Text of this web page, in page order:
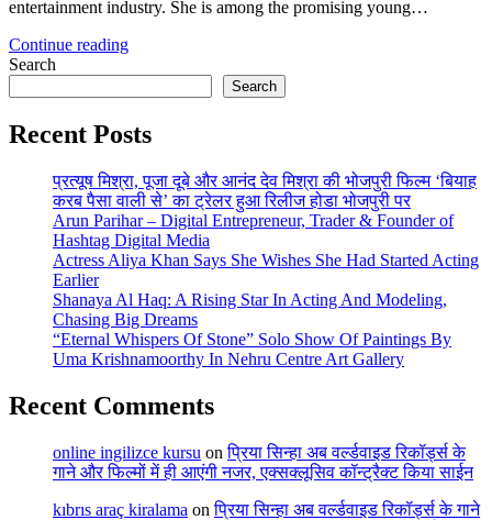
entertainment industry. She is among the promising young…
Continue reading
Search
Search
Recent Posts
प्रत्यूष मिश्रा, पूजा दूबे और आनंद देव मिश्रा की भोजपुरी फिल्म ‘बियाह
करब पैसा वाली से’ का ट्रेलर हुआ रिलीज होडा भोजपुरी पर
Arun Parihar – Digital Entrepreneur, Trader & Founder of
Hashtag Digital Media
Actress Aliya Khan Says She Wishes She Had Started Acting
Earlier
Shanaya Al Haq: A Rising Star In Acting And Modeling,
Chasing Big Dreams
“Eternal Whispers Of Stone” Solo Show Of Paintings By
Uma Krishnamoorthy In Nehru Centre Art Gallery
Recent Comments
online ingilizce kursu onप्रिया सिन्हा अब वर्ल्डवाइड रिकॉर्ड्स के
गाने और फिल्मों में ही आएंगी नजर, एक्सक्लूसिव कॉन्ट्रैक्ट किया साईन
kıbrıs araç kiralama onप्रिया सिन्हा अब वर्ल्डवाइड रिकॉर्ड्स के गाने